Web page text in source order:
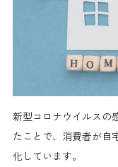
新型コロナウイルスの
たことで、 消費者が自
化しています。